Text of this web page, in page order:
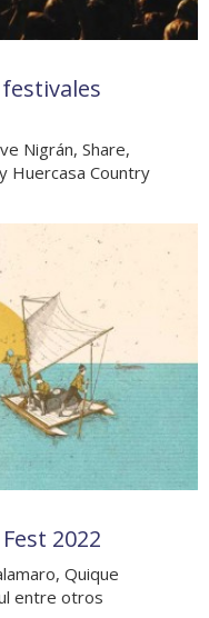
Nigrán, Share,
Huercasa Country
2022
Quique
entre otros